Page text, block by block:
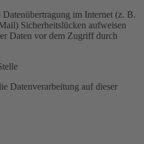
im Internet (z. B.
Sicherheitslücken aufweisen
Daten vor dem Zugriff durch
Datenverarbeitung auf dieser